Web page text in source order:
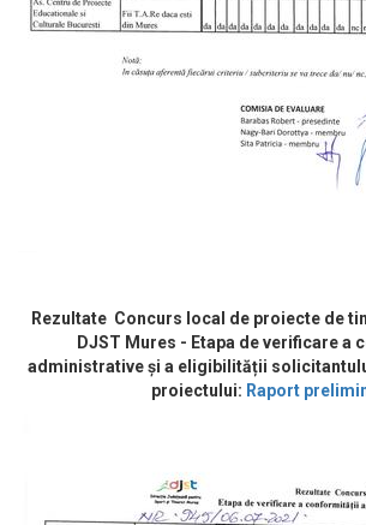
Rezultate Concurs local de proiecte de
DJST Mures - Etapa de verificare a
administrative și a eligibilității
proiectului: Raport